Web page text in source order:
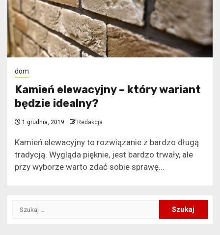
dom
Kamień elewacyjny – który wariant
będzie idealny?
1 grudnia, 2019 Redakcja
Kamień elewacyjny to rozwiązanie z bardzo długą
tradycją. Wygląda pięknie, jest bardzo trwały, ale
przy wyborze warto zdać sobie sprawę...
Szukaj: